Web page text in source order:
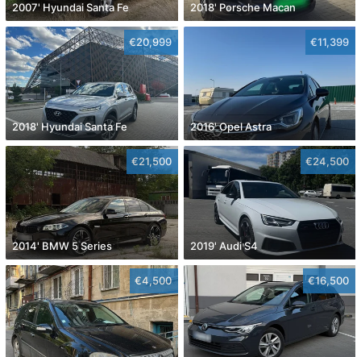
2007' Hyundai Santa Fe 2018' Porsche Macan
€20,999
2018' Hyundai Santa Fe
€11,399
2016' Opel Astra
€21,500
2014' BMW 5 Series
€24,500
2019' Audi S4
€4,500 €16,500